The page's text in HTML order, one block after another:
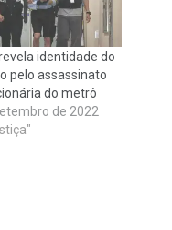
identidade do
pelo assassinato
do metrô
de 2022